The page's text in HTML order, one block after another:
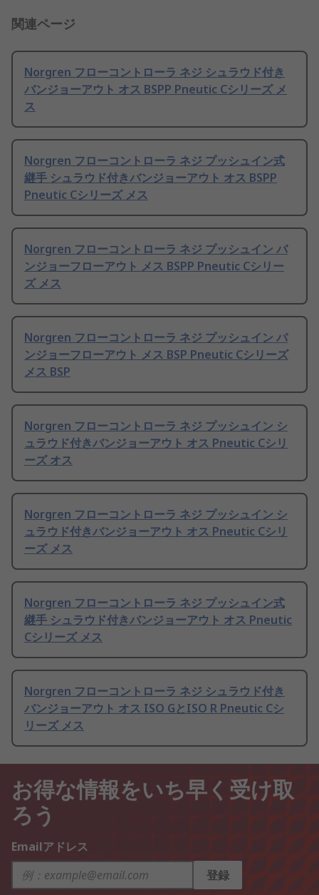
関連ページ
Norgren フローコントローラ ネジ シュラウド付き
バンジョーアウト オス BSPP Pneutic Cシリーズ メ
ス
Norgren フローコントローラ ネジ プッシュイン式
継手 シュラウド付きバンジョーアウト オス BSPP
Pneutic Cシリーズ メス
Norgren フローコントローラ ネジ プッシュイン バ
ンジョーフローアウト メス BSPP Pneutic Cシリー
ズ メス
Norgren フローコントローラ ネジ プッシュイン バ
ンジョーフローアウト メス BSP Pneutic Cシリーズ
メス BSP
Norgren フローコントローラ ネジ プッシュイン シ
ュラウド付きバンジョーアウト オス Pneutic Cシリ
ーズ オス
Norgren フローコントローラ ネジ プッシュイン シ
ュラウド付きバンジョーアウト オス Pneutic Cシリ
ーズ メス
Norgren フローコントローラ ネジ プッシュイン式
継手 シュラウド付きバンジョーアウト オス Pneutic
Cシリーズ メス
Norgren フローコントローラ ネジ シュラウド付き
バンジョーアウト オス ISO GとISO R Pneutic Cシ
リーズ メス
お得な情報をいち早く受け取
ろう
Emailアドレス
登録